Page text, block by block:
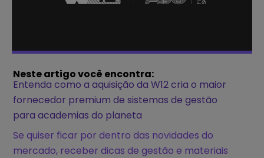
Neste artigo você encontra:
Entenda como a aquisição da W12 cria o maior
fornecedor premium de sistemas de gestão
para academias do planeta
Se quiser ficar por dentro das novidades do
mercado, receber dicas de gestão e materiais